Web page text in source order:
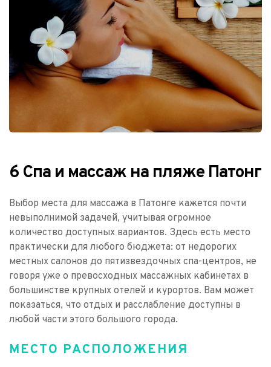
6 Спа и массаж на пляже Патонг
Выбор места для массажа в Патонге кажется почти
невыполнимой задачей, учитывая огромное
количество доступных вариантов. Здесь есть место
практически для любого бюджета: от недорогих
местных салонов до пятизвездочных спа-центров, не
говоря уже о превосходных массажных кабинетах в
большинстве крупных отелей и курортов. Вам может
показаться, что отдых и расслабление доступны в
любой части этого большого города.
МЕСТО РАСПОЛОЖЕНИЯ